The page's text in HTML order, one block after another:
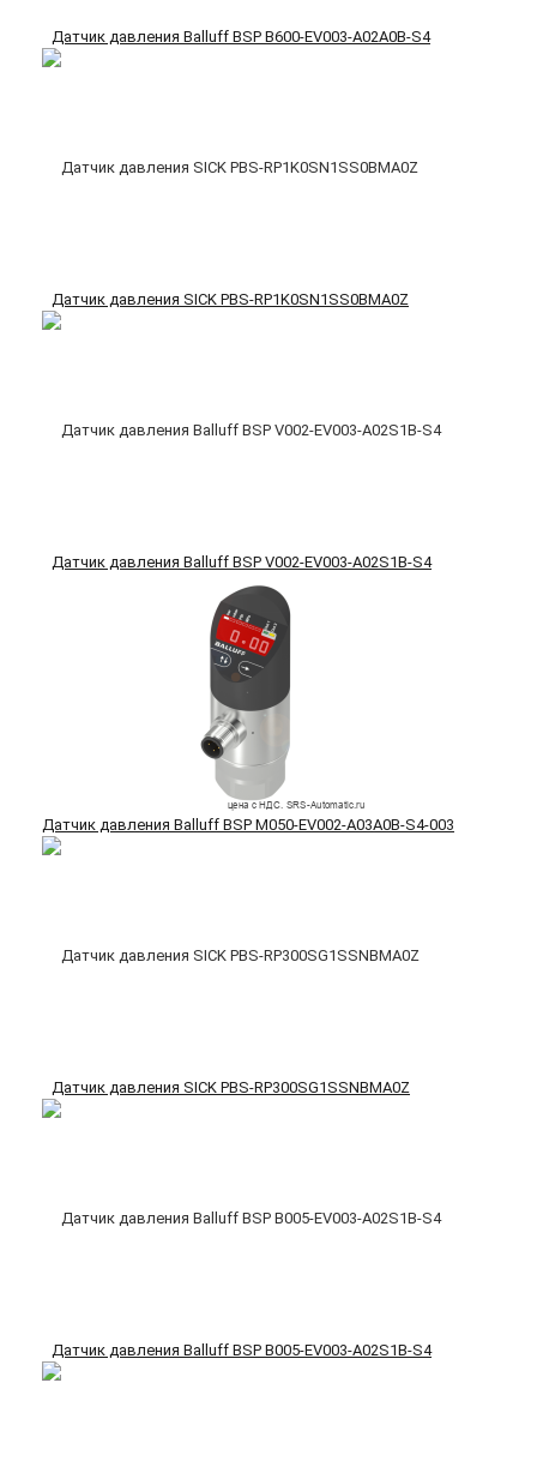
Датчик давления Balluff BSP B600-EV003-A02A0B-S4
Датчик давления SICK PBS-RP1K0SN1SS0BMA0Z
Датчик давления Balluff BSP V002-EV003-A02S1B-S4
Датчик давления Balluff BSP M050-EV002-A03A0B-S4-003
Датчик давления SICK PBS-RP300SG1SSNBMA0Z
Датчик давления Balluff BSP B005-EV003-A02S1B-S4